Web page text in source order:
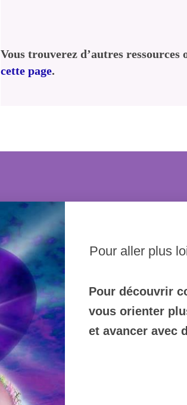
Vous trouverez d’autres
cette page.
Pour aller plus
Pour découvrir
vous orienter
et avancer avec